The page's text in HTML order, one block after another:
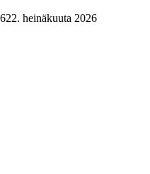
22. heinäkuuta 2026